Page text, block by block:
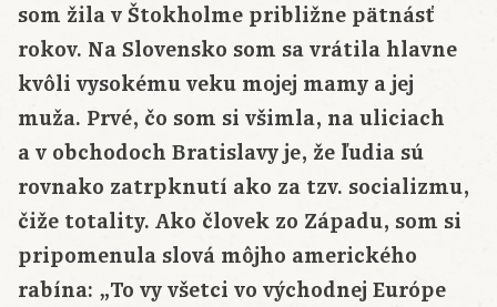
som žila v Štokholme približne pätnásť
rokov. Na Slovensko som sa vrátila hlavne
kvôli vysokému veku mojej mamy a jej
muža. Prvé, čo som si všimla, na uliciach
a v obchodoch Bratislavy je, že ľudia sú
rovnako zatrpknutí ako za tzv. socializmu,
čiže totality. Ako človek zo Západu, som si
pripomenula slová môjho amerického
rabína: „To vy všetci vo východnej Európe